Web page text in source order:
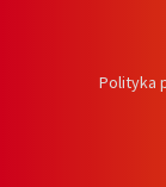
Polityka